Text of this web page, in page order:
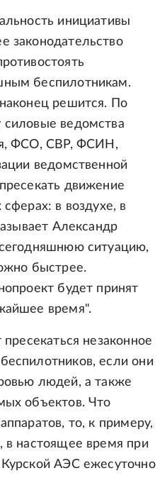
инициативы
законодательство
беспилотникам.
решится. По
силовые ведомства
ФСО, СВР, ФСИН,
ведомственной
движение
в воздухе, в
Александр
ситуацию,
быстрее.
будет принят
время".
незаконное
если они
людей, а также
объектов. Что
то, к примеру,
в настоящее время при
АЭС ежесуточно